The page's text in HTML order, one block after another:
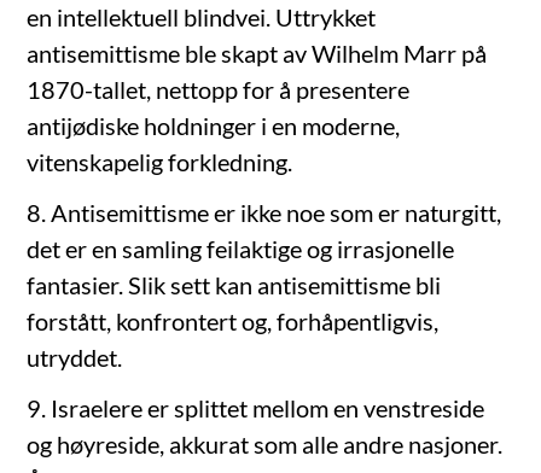
en intellektuell blindvei. Uttrykket
antisemittisme ble skapt av Wilhelm Marr på
1870-tallet, nettopp for å presentere
antijødiske holdninger i en moderne,
vitenskapelig forkledning.
8. Antisemittisme er ikke noe som er naturgitt,
det er en samling feilaktige og irrasjonelle
fantasier. Slik sett kan antisemittisme bli
forstått, konfrontert og, forhåpentligvis,
utryddet.
9. Israelere er splittet mellom en venstreside
og høyreside, akkurat som alle andre nasjoner.